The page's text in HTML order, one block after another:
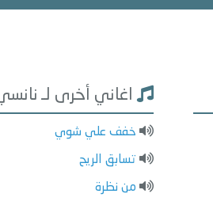
اغاني أخرى لـ
خفف علي شوي
تسابق الريح
من نظرة